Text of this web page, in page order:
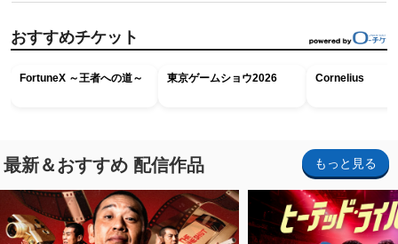
おすすめチケット
FortuneX ～王者への道～ 東京ゲームショウ2026 Cornelius
最新＆おすすめ 配信作品 もっと見る